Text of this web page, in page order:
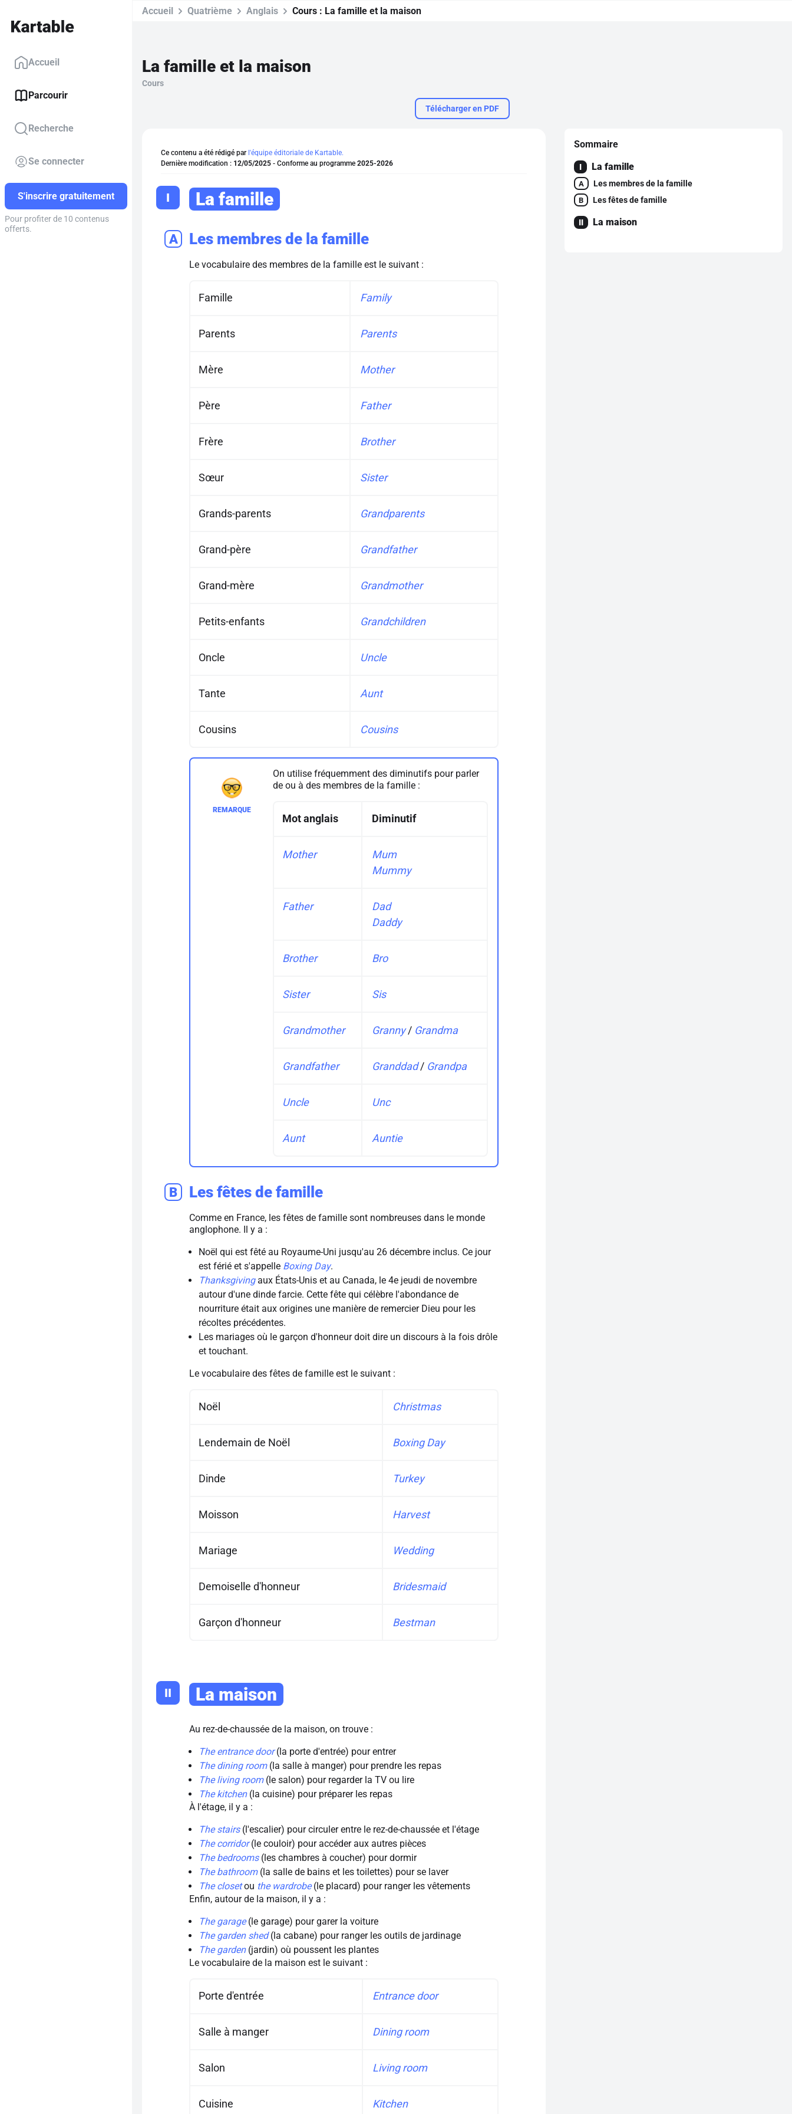
Accueil
Parcourir
Recherche
Se connecter
S'inscrire gratuitement
Pour profiter de 10 contenus
offerts.
Accueil Quatrième Anglais Cours : La famille et la maison
La famille et la maison
Cours
Télécharger en PDF
Sommaire
I La famille
A Les membres de la famille
B Les fêtes de famille
II La maison
Ce contenu a été rédigé par l'équipe éditoriale de Kartable.
Dernière modification : 12/05/2025 - Conforme au programme 2025-2026
I La famille
A Les membres de la famille
Le vocabulaire des membres de la famille est le suivant :
Famille Family
Parents Parents
Mère Mother
Père Father
Frère Brother
Sœur Sister
Grands-parents Grandparents
Grand-père Grandfather
Grand-mère Grandmother
Petits-enfants Grandchildren
Oncle Uncle
Tante Aunt
Cousins Cousins
On utilise fréquemment des diminutifs pour parler
de ou à des membres de la famille :
Mot anglais Diminutif
Mother
Mum
Mummy
Father
Dad
Daddy
Brother Bro
Sister Sis
Grandmother Granny/ Grandma
Grandfather Granddad/ Grandpa
Uncle Unc
Aunt Auntie
B Les fêtes de famille
Comme en France, les fêtes de famille sont nombreuses dans le monde
anglophone. Il y a :
Noël qui est fêté au Royaume-Uni jusqu'au 26 décembre inclus. Ce jour
est férié et s'appelle Boxing Day.
Thanksgiving aux États-Unis et au Canada, le 4e jeudi de novembre
autour d'une dinde farcie. Cette fête qui célèbre l'abondance de
nourriture était aux origines une manière de remercier Dieu pour les
récoltes précédentes.
Les mariages où le garçon d'honneur doit dire un discours à la fois drôle
et touchant.
Le vocabulaire des fêtes de famille est le suivant :
Noël Christmas
Lendemain de Noël Boxing Day
Dinde Turkey
Moisson Harvest
Mariage Wedding
Demoiselle d'honneur Bridesmaid
Garçon d'honneur Bestman
II La maison
Au rez-de-chaussée de la maison, on trouve :
The entrance door(la porte d'entrée) pour entrer
The dining room(la salle à manger) pour prendre les repas
The living room(le salon) pour regarder la TV ou lire
The kitchen(la cuisine) pour préparer les repas
À l'étage, il y a :
The stairs(l'escalier) pour circuler entre le rez-de-chaussée et l'étage
The corridor(le couloir) pour accéder aux autres pièces
The bedrooms(les chambres à coucher) pour dormir
The bathroom(la salle de bains et les toilettes) pour se laver
The closetou the wardrobe(le placard) pour ranger les vêtements
Enfin, autour de la maison, il y a :
The garage(le garage) pour garer la voiture
The garden shed(la cabane) pour ranger les outils de jardinage
The garden (jardin) où poussent les plantes
Le vocabulaire de la maison est le suivant :
Porte d'entrée Entrance door
Salle à manger Dining room
Salon Living room
Cuisine Kitchen